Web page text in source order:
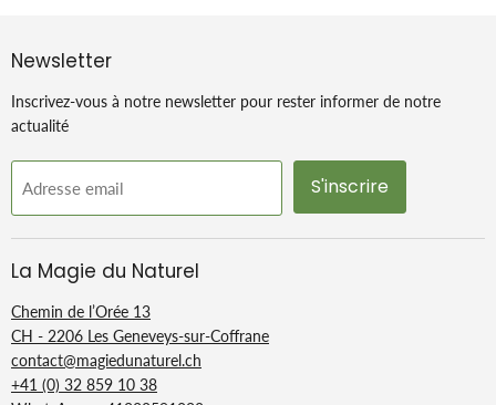
Newsletter
Inscrivez-vous à notre newsletter pour rester informer de notre
actualité
Adresse email S'inscrire
La Magie du Naturel
Chemin de l’Orée 13
CH - 2206 Les Geneveys-sur-Coffrane
contact@magiedunaturel.ch
+41 (0) 32 859 10 38